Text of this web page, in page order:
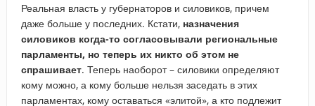
Реальная власть у губернаторов и силовиков, причем
даже больше у последних. Кстати, назначения
силовиков когда-то согласовывали региональные
парламенты, но теперь их никто об этом не
спрашивает. Теперь наоборот – силовики определяют
кому можно, а кому больше нельзя заседать в этих
парламентах, кому оставаться «элитой», а кто подлежит